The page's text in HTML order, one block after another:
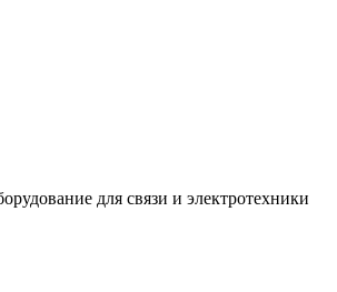
для связи и электротехники